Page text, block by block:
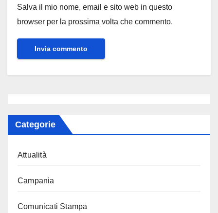
Salva il mio nome, email e sito web in questo
browser per la prossima volta che commento.
Categorie
Attualità
Campania
Comunicati Stampa